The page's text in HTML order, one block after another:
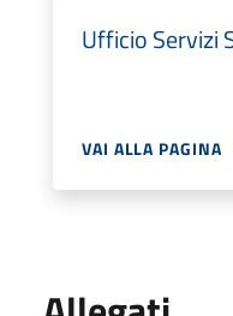
Ufficio Servizi
VAI ALLA PAGINA